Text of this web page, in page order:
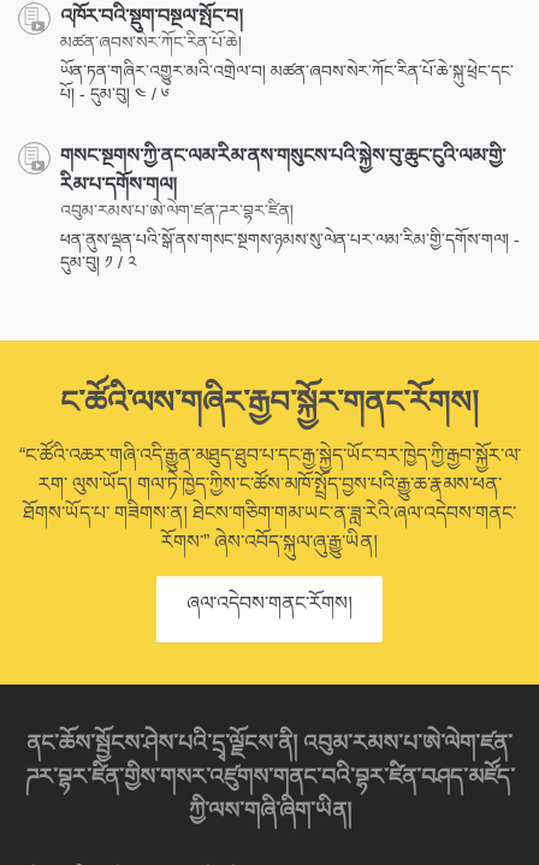
འཁོར་བའི་སྡུག་བསྔལ་སྤོང་བ།
མཚན་ཞབས་སེར་ཀོང་རིན་པོ་ཆེ།
ཡོན་ཏན་གཞིར་འགྱུར་མའི་འགྲེལ་བ། མཚན་ཞབས་སེར་ཀོང་རིན་པོ་ཆེ་སྐུ་ཕྲེང་དང་
པོ། - དུམ་བུ། ༤ / ༦
གསང་སྔགས་ཀྱི་ནང་ལམ་རིམ་ནས་གསུངས་པའི་སྐྱེས་བུ་ཆུང་ངུའི་ལམ་གྱི་
རིམ་པ་དགོས་གལ།
འབུམ་རམས་པ་ཨེ་ལེག་ཛན་ཌར་བྷར་ཛིན།
ཕན་ནུས་ལྡན་པའི་སྒོ་ནས་གསང་སྔགས་ཉམས་སུ་ལེན་པར་ལམ་རིམ་གྱི་དགོས་གལ། -
དུམ་བུ། ༡ / ༢
ང་ཚོའི་ལས་གཞིར་རྒྱབ་སྐྱོར་གནང་རོགས།
“ང་ཚོའི་འཆར་གཞི་འདི་རྒྱུན་མཐུད་ཐུབ་པ་དང་རྒྱ་སྐྱེད་ཡོང་བར་ཁྱེད་ཀྱི་རྒྱབ་སྐྱོར་ལ་
རག་ ལུས་ཡོད། གལ་ཏེ་ཁྱེད་ཀྱིས་ང་ཚོས་མཁོ་སྤྲོད་བྱས་པའི་རྒྱུ་ཆ་རྣམས་ཕན་
ཐོགས་ཡོད་པ་ གཟིགས་ན། ཐེངས་གཅིག་གམ་ཡང་ན་ཟླ་རེའི་ཞལ་འདེབས་གནང་
རོགས་” ཞེས་འབོད་སྐུལ་ཞུ་རྒྱུ་ཡིན།
ཞལ་འདེབས་གནང་རོགས།
ནང་ཆོས་སྦྱོངས་ཤེས་པའི་དྲྭ་ལྗོངས་ནི། འབུམ་རམས་པ་ཨེ་ལེག་ཛན་
ཌར་བྷར་ཛིན་གྱིས་གསར་འཛུགས་གནང་བའི་བྷར་ཛིན་བཤད་མཛོད་
ཀྱི་ལས་གཞི་ཞིག་ཡིན།